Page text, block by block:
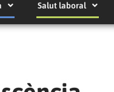
Salut laboral